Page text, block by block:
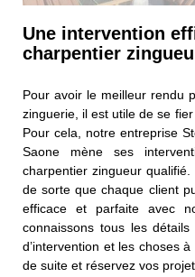
Une intervention
charpentier
Pour avoir le meilleur rendu
zinguerie, il est utile de se
Pour cela, notre entreprise
Saone mène ses
charpentier zingueur
de sorte que chaque client
efficace et parfaite avec
connaissons tous les
d’intervention et les choses
de suite et réservez vos